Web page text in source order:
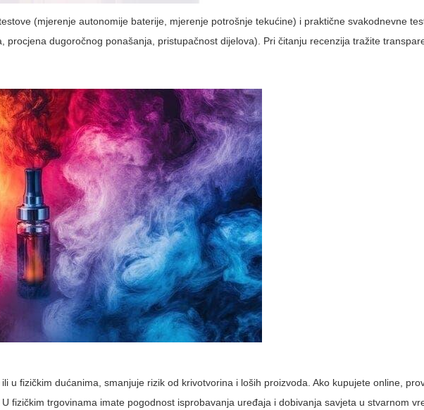
(mjerenje autonomije baterije, mjerenje potrošnje tekućine) i praktične svakodnevne
procjena dugoročnog ponašanja, pristupačnost dijelova). Pri čitanju recenzija tražite
u fizičkim dućanima, smanjuje rizik od krivotvorina i loših proizvoda. Ako kupujete online,
fizičkim trgovinama imate pogodnost isprobavanja uređaja i dobivanja savjeta u stvarnom